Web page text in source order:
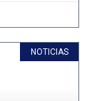
NOTICIAS